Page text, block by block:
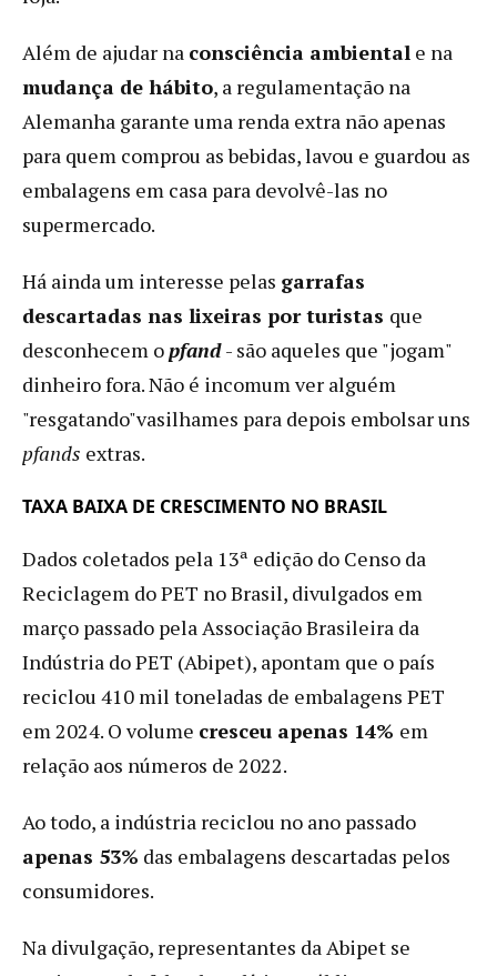
Além de ajudar na consciência ambiental e na
mudança de hábito, a regulamentação na
Alemanha garante uma renda extra não apenas
para quem comprou as bebidas, lavou e guardou as
embalagens em casa para devolvê-las no
supermercado.
Há ainda um interesse pelas garrafas
descartadas nas lixeiras por turistas que
desconhecem opfand - são aqueles que "jogam"
dinheiro fora. Não é incomum ver alguém
"resgatando"vasilhames para depois embolsar uns
pfands extras.
TAXA BAIXA DE CRESCIMENTO NO BRASIL
Dados coletados pela 13ª edição do Censo da
Reciclagem do PET no Brasil, divulgados em
março passado pela Associação Brasileira da
Indústria do PET (Abipet), apontam que o país
reciclou 410 mil toneladas de embalagens PET
em 2024. O volume cresceu apenas 14% em
relação aos números de 2022.
Ao todo, a indústria reciclou no ano passado
apenas 53% das embalagens descartadas pelos
consumidores.
Na divulgação, representantes da Abipet se